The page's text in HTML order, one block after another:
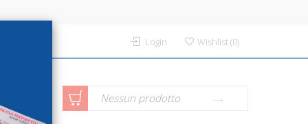
Login Wishlist(0)
Nessun prodotto